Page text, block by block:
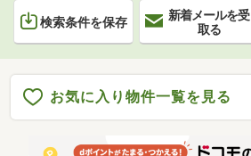
検索条件を保存
新着メールを受
取る
お気に入り物件一覧を見る